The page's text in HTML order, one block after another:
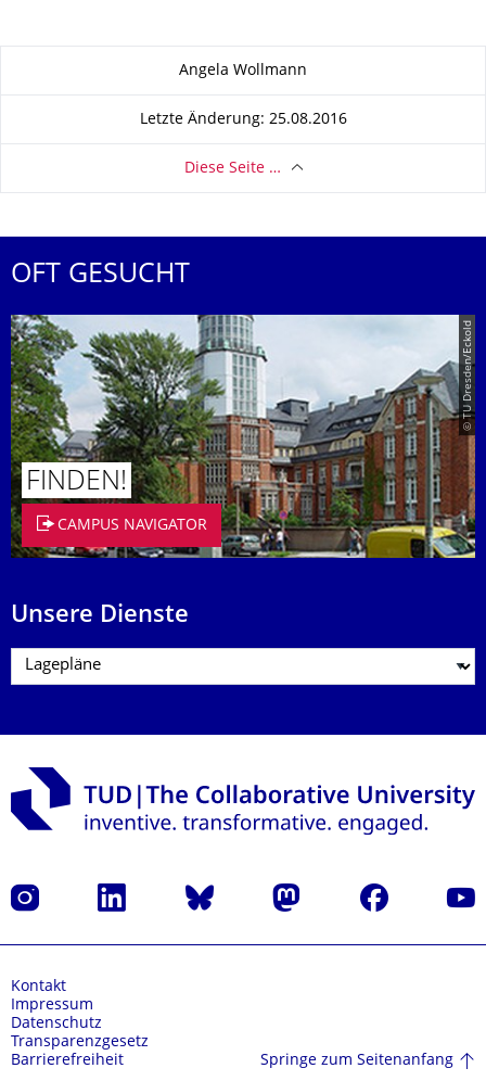
Angela Wollmann
Letzte Änderung: 25.08.2016
Diese Seite …
OFT GESUCHT
© TU Dresden/Eckold
FINDEN!
CAMPUS NAVIGATOR
Unsere Dienste
Instagram LinkedIn Bluesky Mastodon Facebook
Kontakt
Impressum
Datenschutz
Transparenzgesetz
Barrierefreiheit
Springe zum Seitenanfang